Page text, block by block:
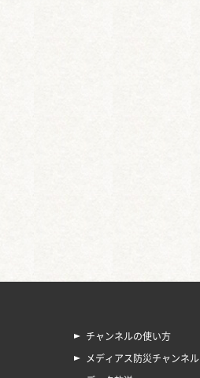
チャンネルの使い方
メディアス防災チャンネル